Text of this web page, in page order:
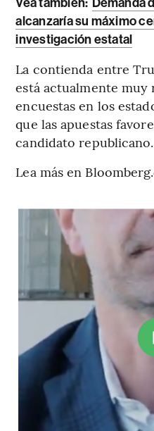
alcanzaría su máximo
investigación estatal
La contienda entre
está actualmente muy
encuestas en los
que las apuestas
candidato republicano.
Lea más en